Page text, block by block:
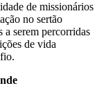
de missionários
no sertão
serem percorridas
de vida